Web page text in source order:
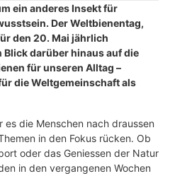
ein anderes Insekt für
Der Weltbienentag,
den 20. Mai jährlich
darüber hinaus auf die
für unseren Alltag –
die Weltgemeinschaft als
es die Menschen nach draussen
in den Fokus rücken. Ob
oder das Geniessen der Natur
in den vergangenen Wochen